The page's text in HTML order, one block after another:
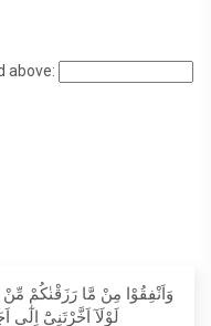
above:
وَاَنْفِقُوْا مِنْ مَّا رَزَقْنٰكُمْ
لَوْلَآ اَخَّرْتَنِيْٓ